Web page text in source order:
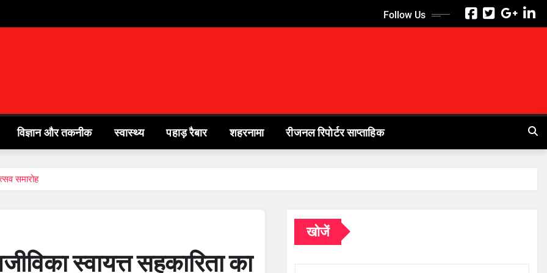
Follow Us
विज्ञान और तकनीक स्वास्थ्य पहाड़ रैबार शहरनामा रीजनल रिपोर्टर साप्ताहिक
समारोह
स्वायत्त सहकारिता का
खोजें